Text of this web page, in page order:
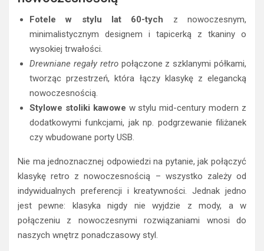
Fotele w stylu lat 60-tych z nowoczesnym,
minimalistycznym designem i tapicerką z tkaniny o
wysokiej trwałości.
Drewniane regały retropołączone z szklanymi półkami,
tworząc przestrzeń, która łączy klasykę z elegancką
nowoczesnością.
Stylowe stoliki kawowe w stylu mid-century modern z
dodatkowymi funkcjami, jak np. podgrzewanie filiżanek
czy wbudowane porty USB.
Nie ma jednoznacznej odpowiedzi na pytanie, jak połączyć
klasykę retro z nowoczesnością – wszystko zależy od
indywidualnych preferencji i kreatywności. Jednak jedno
jest pewne: klasyka nigdy nie wyjdzie z mody, a w
połączeniu z nowoczesnymi rozwiązaniami wnosi do
naszych wnętrz ponadczasowy styl.